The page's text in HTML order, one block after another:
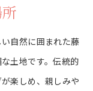
自然に囲まれた藤
土地です。伝統的
楽しめ、親しみや